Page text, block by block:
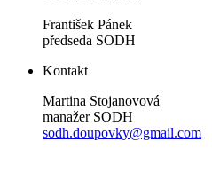
František Pánek
předseda SODH
Kontakt
Martina Stojanovová
manažer SODH
sodh.doupovky@gmail.com